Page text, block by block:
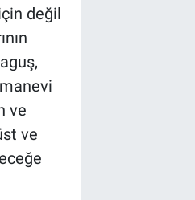
değil
ve
ve